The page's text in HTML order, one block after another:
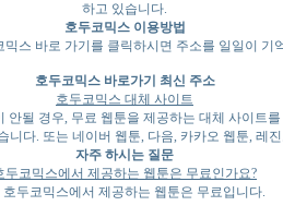
하고 있습니다.
호두코믹스 이용방법
스 바로 가기를 클릭하시면 주소를 일일이
호두코믹스 바로가기 최신 주소
호두코믹스 대체 사이트
안될 경우, 무료 웹툰을 제공하는 대체 사이트
다. 또는 네이버 웹툰, 다음, 카카오 웹툰, 레
자주 하시는 질문
두코믹스에서 제공하는 웹툰은 무료인가요?
호두코믹스에서 제공하는 웹툰은 무료입니다.